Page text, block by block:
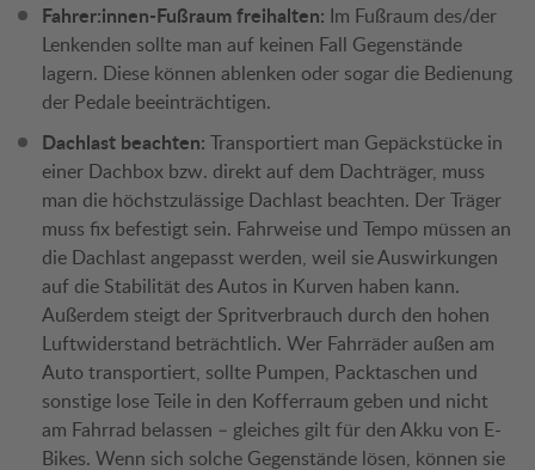
Fahrer:innen-Fußraum freihalten: Im Fußraum des/der
Lenkenden sollte man auf keinen Fall Gegenstände
lagern. Diese können ablenken oder sogar die Bedienung
der Pedale beeinträchtigen.
Dachlast beachten: Transportiert man Gepäckstücke in
einer Dachbox bzw. direkt auf dem Dachträger, muss
man die höchstzulässige Dachlast beachten. Der Träger
muss fix befestigt sein. Fahrweise und Tempo müssen an
die Dachlast angepasst werden, weil sie Auswirkungen
auf die Stabilität des Autos in Kurven haben kann.
Außerdem steigt der Spritverbrauch durch den hohen
Luftwiderstand beträchtlich. Wer Fahrräder außen am
Auto transportiert, sollte Pumpen, Packtaschen und
sonstige lose Teile in den Kofferraum geben und nicht
am Fahrrad belassen – gleiches gilt für den Akku von E-
Bikes. Wenn sich solche Gegenstände lösen, können sie